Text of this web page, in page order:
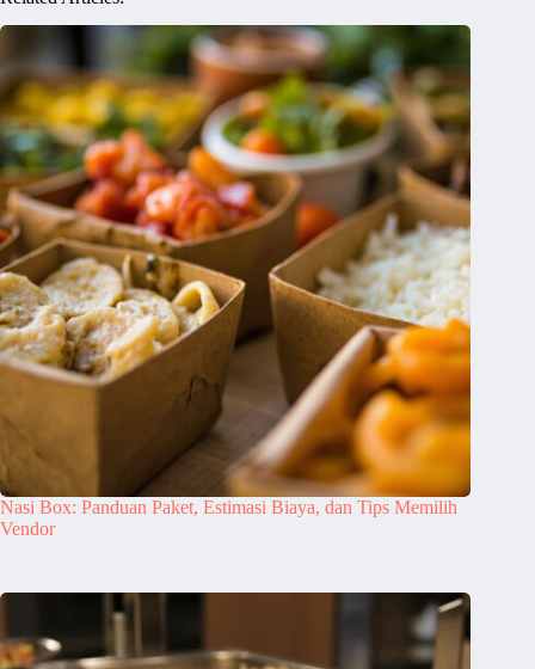
Nasi Box: Panduan Paket, Estimasi Biaya, dan Tips Memilih
Vendor